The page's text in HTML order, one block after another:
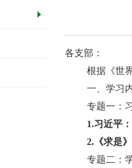
各支部：
根据《世
一、学习
专题一：
1.习近平
2. 《求是
专题二：